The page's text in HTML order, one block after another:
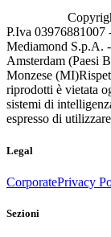
P.Iva
Mediamond S.p.A.
Amsterdam (Paesi
Monzese (MI)
riprodotti è vietata
sistemi di
espresso di
Legal
CorporatePrivacy
Sezioni